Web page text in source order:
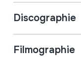
Discographie
Filmographie